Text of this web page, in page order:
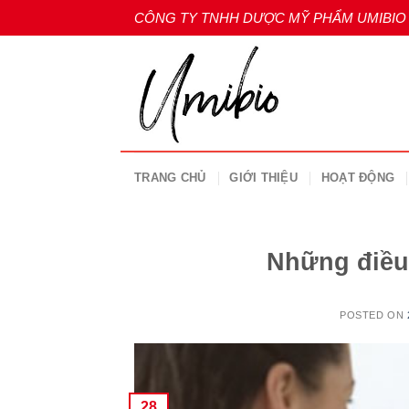
to
CÔNG TY TNHH DƯỢC MỸ PHẨM UMIBIO
TRANG CHỦ GIỚI THIỆU HOẠT ĐỘNG
Những
POSTED ON